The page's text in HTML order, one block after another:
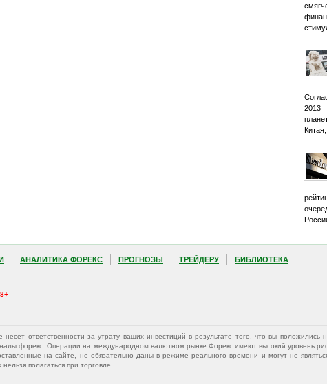
2013
АНАЛИТИКА ФОРЕКС ПРОГНОЗЫ ТРЕЙДЕРУ БИБЛИОТЕКА
несет ответственности за утрату ваших инвестиций в результате того, что вы
форекс. Операции на международном валютном рынке Форекс имеют высокий уровень
на сайте, не обязательно даны в режиме реального времени и могут не
полагаться при торговле.